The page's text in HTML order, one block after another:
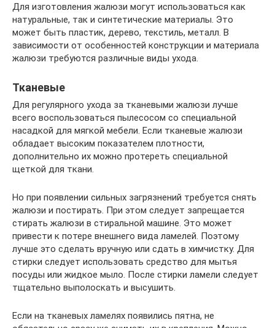
Для изготовления жалюзи могут использоваться как
натуральные, так и синтетические материалы. Это
может быть пластик, дерево, текстиль, металл. В
зависимости от особенностей конструкции и материала
жалюзи требуются различные виды ухода.
Тканевые
Для регулярного ухода за тканевыми жалюзи лучше
всего воспользоваться пылесосом со специальной
насадкой для мягкой мебели. Если тканевые жалюзи
обладает высоким показателем плотности,
дополнительно их можно протереть специальной
щеткой для ткани.
Но при появлении сильных загрязнений требуется снять
жалюзи и постирать. При этом следует запрещается
стирать жалюзи в стиральной машине. Это может
привести к потере внешнего вида ламелей. Поэтому
лучше это сделать вручную или сдать в химчистку. Для
стирки следует использовать средство для мытья
посуды или жидкое мыло. После стирки ламели следует
тщательно выполоскать и высушить.
Если на тканевых ламелях появились пятна, не